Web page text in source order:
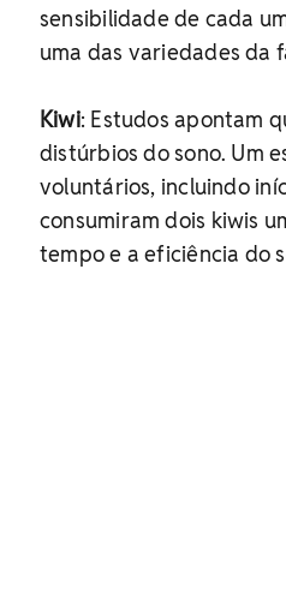
sensibilidade de cada
uma das variedades da
Kiwi: Estudos apontam
distúrbios do sono. Um
voluntários, incluindo
consumiram dois kiwis
tempo e a eficiência do